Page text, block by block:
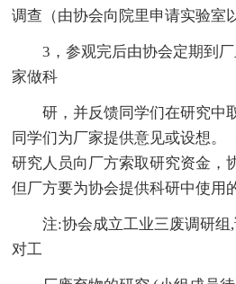
调查（由协会向院里申请实验室
3，参观完后由协会定期到
家做科
研，并反馈同学们在研究中
同学们为厂家提供意见或设想。
研究人员向厂方索取研究资金，
但厂方要为协会提供科研中使用
注:协会成立工业三废调研组
对工